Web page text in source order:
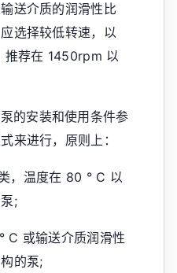
送介质的润滑性比
选择较低转速，以
推荐在 1450rpm 以
的安装和使用条件参
来进行，原则上：
，温度在 80 ° C 以
;
C 或输送介质润滑性
的泵;